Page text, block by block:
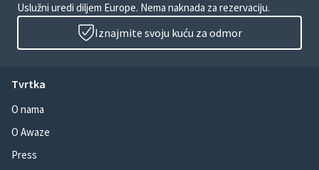
Uslužni uredi diljem Europe. Nema naknada za rezervaciju.
Iznajmite svoju kuću za odmor
Tvrtka
O nama
O Awaze
Press